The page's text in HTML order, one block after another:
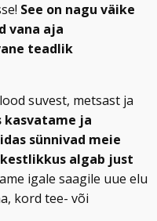
See on nagu väike
vana aja
teadlik
suvest, metsast ja
kasvatame ja
sünnivad meie
algab just
igale saagile uue elu
kord tee- või